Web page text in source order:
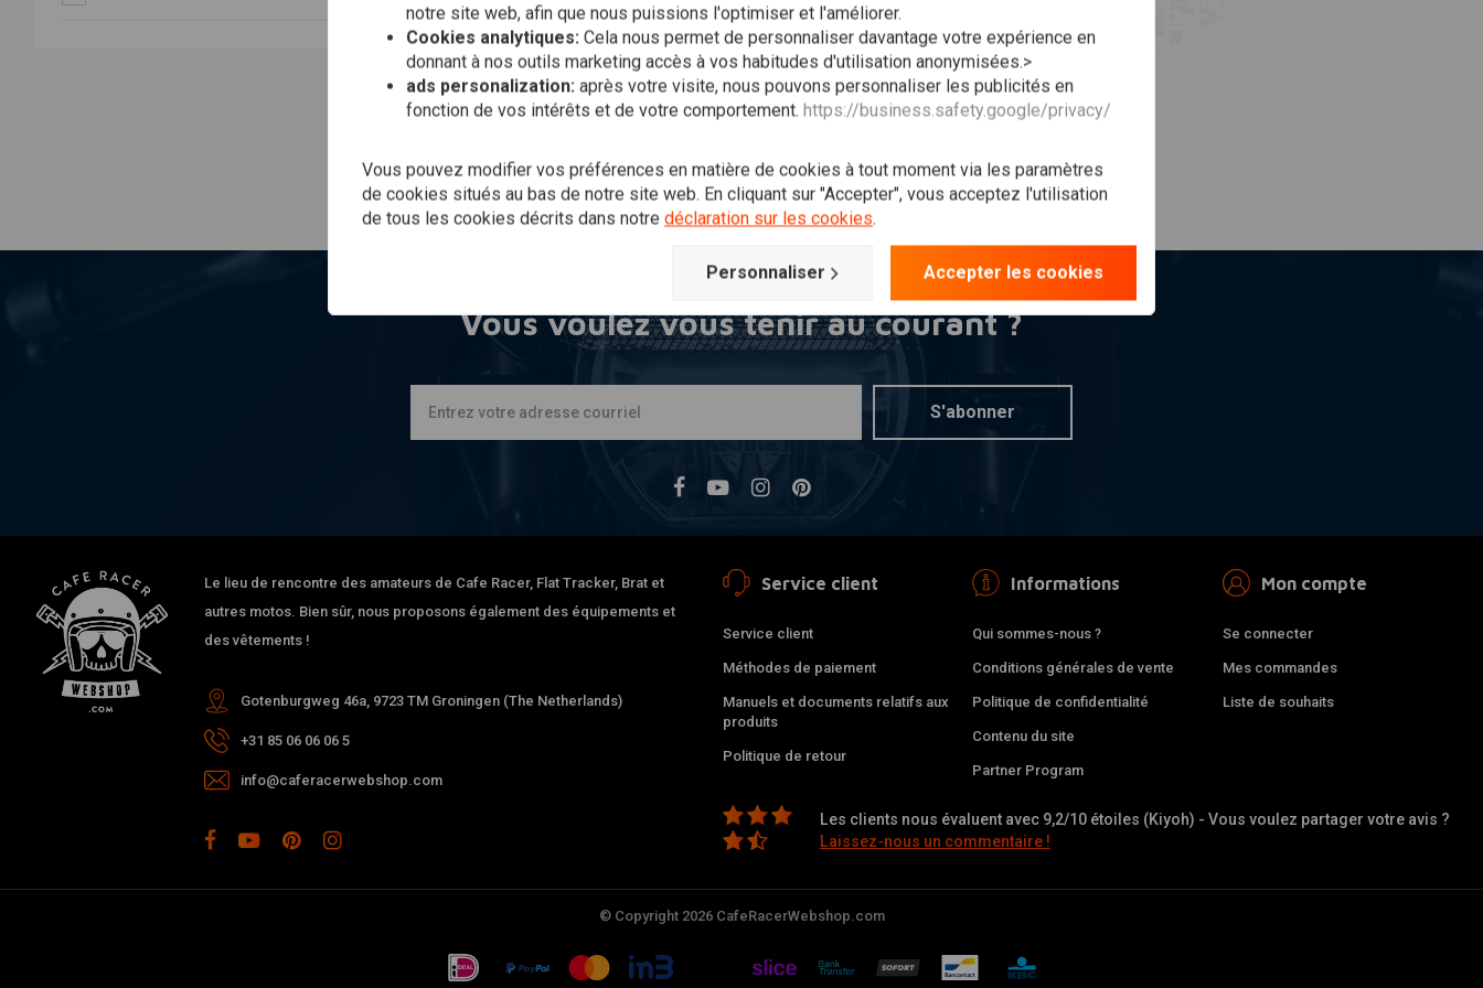
Vous voulez vous tenir au courant ?
S'abonner
Le lieu de rencontre des amateurs de Cafe Racer, Flat Tracker, Brat et
autres motos. Bien sûr, nous proposons également des équipements et
des vêtements !
Gotenburgweg 46a, 9723 TM Groningen (The Netherlands)
+31 85 06 06 06 5
info@caferacerwebshop.com
Service client
Service client
Méthodes de paiement
Manuels et documents relatifs aux
produits
Politique de retour
Informations
Qui sommes-nous ?
Conditions générales de vente
Politique de confidentialité
Contenu du site
Partner Program
Mon compte
Se connecter
Mes commandes
Liste de souhaits
Les clients nous évaluent avec 9,2/10 étoiles (Kiyoh) - Vous voulez partager votre avis ?
Laissez-nous un commentaire !
© Copyright 2026 CafeRacerWebshop.com
notre site web, afin que nous puissions l'optimiser et l'améliorer.
Cookies analytiques: Cela nous permet de personnaliser davantage votre expérience en
donnant à nos outils marketing accès à vos habitudes d'utilisation anonymisées.>
ads personalization: après votre visite, nous pouvons personnaliser les publicités en
fonction de vos intérêts et de votre comportement. https://business.safety.google/privacy/
Vous pouvez modifier vos préférences en matière de cookies à tout moment via les paramètres
de cookies situés au bas de notre site web. En cliquant sur "Accepter", vous acceptez l'utilisation
de tous les cookies décrits dans notre déclaration sur les cookies.
Personnaliser Accepter les cookies